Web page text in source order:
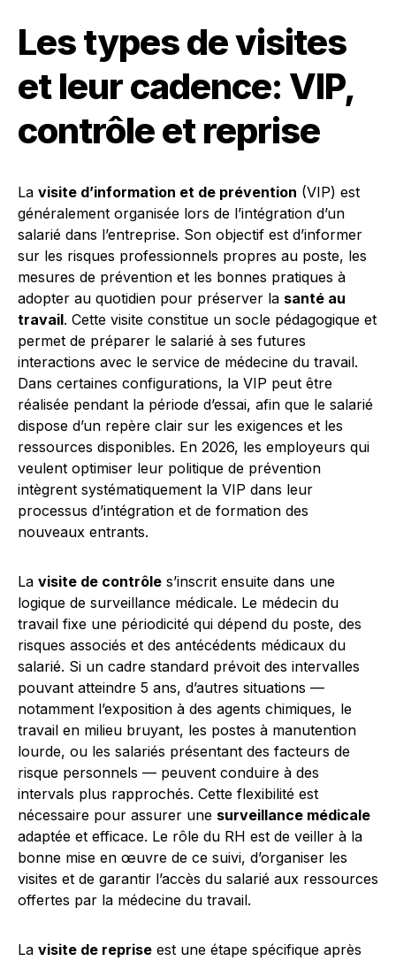
Les types de visites
et leur cadence: VIP,
contrôle et reprise
La visite d’information et de prévention (VIP) est
généralement organisée lors de l’intégration d’un
salarié dans l’entreprise. Son objectif est d’informer
sur les risques professionnels propres au poste, les
mesures de prévention et les bonnes pratiques à
adopter au quotidien pour préserver la santé au
travail. Cette visite constitue un socle pédagogique et
permet de préparer le salarié à ses futures
interactions avec le service de médecine du travail.
Dans certaines configurations, la VIP peut être
réalisée pendant la période d’essai, afin que le salarié
dispose d’un repère clair sur les exigences et les
ressources disponibles. En 2026, les employeurs qui
veulent optimiser leur politique de prévention
intègrent systématiquement la VIP dans leur
processus d’intégration et de formation des
nouveaux entrants.
La visite de contrôle s’inscrit ensuite dans une
logique de surveillance médicale. Le médecin du
travail fixe une périodicité qui dépend du poste, des
risques associés et des antécédents médicaux du
salarié. Si un cadre standard prévoit des intervalles
pouvant atteindre 5 ans, d’autres situations —
notamment l’exposition à des agents chimiques, le
travail en milieu bruyant, les postes à manutention
lourde, ou les salariés présentant des facteurs de
risque personnels — peuvent conduire à des
intervals plus rapprochés. Cette flexibilité est
nécessaire pour assurer une surveillance médicale
adaptée et efficace. Le rôle du RH est de veiller à la
bonne mise en œuvre de ce suivi, d’organiser les
visites et de garantir l’accès du salarié aux ressources
offertes par la médecine du travail.
La visite de reprise est une étape spécifique après